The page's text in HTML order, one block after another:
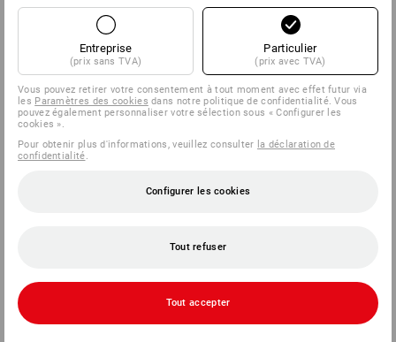
Entreprise
(prix sans TVA)
Particulier
(prix avec TVA)
Vous pouvez retirer votre consentement à tout moment avec effet futur via
les Paramètres des cookies dans notre politique de confidentialité. Vous
pouvez également personnaliser votre sélection sous « Configurer les
cookies ».
Pour obtenir plus d'informations, veuillez consulter la déclaration de
confidentialité
Configurer les cookies
Tout refuser
Tout accepter